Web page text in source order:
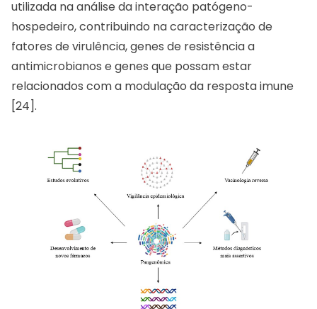
utilizada na análise da interação patógeno-
hospedeiro, contribuindo na caracterização de
fatores de virulência, genes de resistência a
antimicrobianos e genes que possam estar
relacionados com a modulação da resposta imune
[24].